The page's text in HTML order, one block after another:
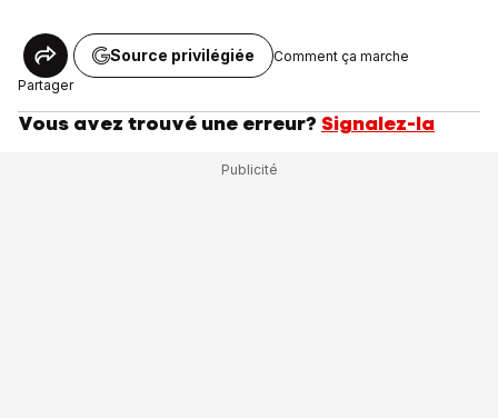
Partager
Source privilégiée Comment ça marche
Vous avez trouvé une erreur? Signalez-la